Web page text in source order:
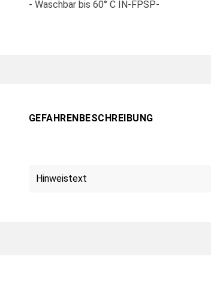
- Waschbar bis 60° C IN-FPSP-
GEFAHRENBESCHREIBUNG
Hinweistext